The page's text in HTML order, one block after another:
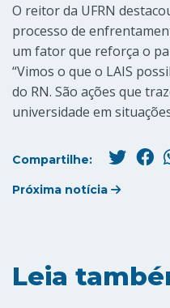
O reitor da UFRN
processo de
um fator que reforça o
“Vimos o que o LAIS
do RN. São ações que
universidade em
Compartilhe:
Próxima notícia
Leia